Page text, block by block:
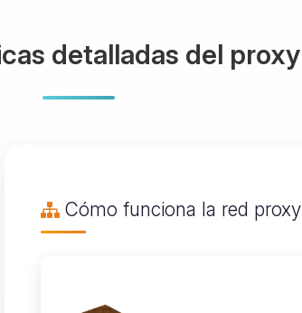
detalladas del proxy
Cómo funciona la red proxy